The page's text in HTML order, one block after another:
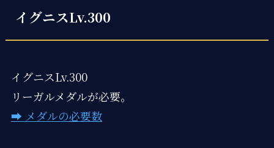
イグニスLv.300
イグニスLv.300
リーガルメダルが必要。
➡ メダルの必要数